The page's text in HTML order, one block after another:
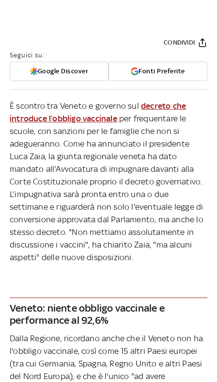
Seguici su:
Google Discover Fonti Preferite
CONDIVIDI
È scontro tra Veneto e governo sul decreto che
introduce l’obbligo vaccinaleper frequentare le
scuole, con sanzioni per le famiglie che non si
adegueranno. Come ha annunciato il presidente
Luca Zaia, la giunta regionale veneta ha dato
mandato all'Avvocatura di impugnare davanti alla
Corte Costituzionale proprio il decreto governativo.
L’impugnativa sarà pronta entro una o due
settimane e riguarderà non solo l'eventuale legge di
conversione approvata dal Parlamento, ma anche lo
stesso decreto. "Non mettiamo assolutamente in
discussione i vaccini", ha chiarito Zaia, "ma alcuni
aspetti" delle nuove disposizioni.
Veneto: niente obbligo vaccinale e
performance al 92,6%
Dalla Regione, ricordano anche che il Veneto non ha
l'obbligo vaccinale, così come 15 altri Paesi europei
(tra cui Germania, Spagna, Regno Unito e altri Paesi
del Nord Europa), e che è l'unico "ad avere